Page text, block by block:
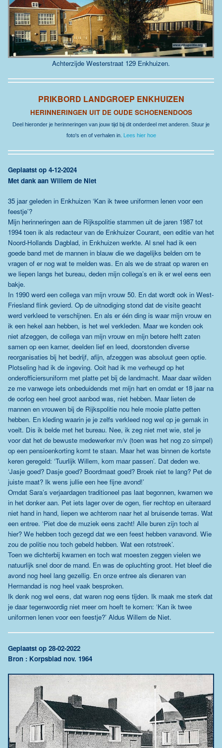
Achterzijde Westerstraat 129 Enkhuizen.
PRIKBORD LANDGROEP ENKHUIZEN
HERINNERINGEN UIT DE OUDE SCHOENENDOOS
Deel hieronder je herinneringen van jouw tijd bij dit onderdeel met anderen. Stuur je
foto's en of verhalen in. Lees hier hoe
Geplaatst op 4-12-2024
Met dank aan Willem de Niet
35 jaar geleden in Enkhuizen ‘Kan ik twee uniformen lenen voor een
feestje’?
Mijn herinneringen aan de Rijkspolitie stammen uit de jaren 1987 tot
1994 toen ik als redacteur van de Enkhuizer Courant, een editie van het
Noord-Hollands Dagblad, in Enkhuizen werkte. Al snel had ik een
goede band met de mannen in blauw die we dagelijks belden om te
vragen of er nog wat te melden was. En als we de straat op waren en
we liepen langs het bureau, deden mijn collega’s en ik er wel eens een
bakje.
In 1990 werd een collega van mijn vrouw 50. En dat wordt ook in West-
Friesland flink gevierd. Op de uitnodiging stond dat de visite geacht
werd verkleed te verschijnen. En als er één ding is waar mijn vrouw en
ik een hekel aan hebben, is het wel verkleden. Maar we konden ook
niet afzeggen, de collega van mijn vrouw en mijn betere helft zaten
samen op een kamer, deelden lief en leed, doorstonden diverse
reorganisaties bij het bedrijf, afijn, afzeggen was absoluut geen optie.
Plotseling had ik de ingeving. Ooit had ik me verheugd op het
onderofficiersuniform met platte pet bij de landmacht. Maar daar wilden
ze me vanwege iets onbeduidends met mijn hart en omdat er 18 jaar na
de oorlog een heel groot aanbod was, niet hebben. Maar lieten de
mannen en vrouwen bij de Rijkspolitie nou hele mooie platte petten
hebben. En kleding waarin je je zelfs verkleed nog wel op je gemak in
voelt. Dis ik belde met het bureau. Nee, ik zeg niet met wie, stel je
voor dat het de bewuste medewerker m/v (toen was het nog zo simpel)
op een pensioenkorting komt te staan. Maar het was binnen de kortste
keren geregeld: ‘Tuurlijk Willem, kom maar passen’. Dat deden we.
‘Jasje goed? Dasje goed? Boordmaat goed? Broek niet te lang? Pet de
juiste maat? Ik wens jullie een hee fijne avond!’
Omdat Sara’s verjaardagen traditioneel pas laat begonnen, kwamen we
in het donker aan. Pet iets lager over de ogen, fier rechtop en uiteraard
niet hand in hand, liepen we achterom naar het al bruisende terras. Wat
een entree. ‘Piet doe de muziek eens zacht! Alle buren zijn toch al
hier? We hebben toch gezegd dat we een feest hebben vanavond. Wie
zou de politie nou toch gebeld hebben. Wat een rotstreek’.
Toen we dichterbij kwamen en toch wat moesten zeggen vielen we
natuurlijk snel door de mand. En was de opluchting groot. Het bleef die
avond nog heel lang gezellig. En onze entree als dienaren van
Hermandad is nog heel vaak besproken.
Ik denk nog wel eens, dat waren nog eens tijden. Ik maak me sterk dat
je daar tegenwoordig niet meer om hoeft te komen: ‘Kan ik twee
uniformen lenen voor een feestje?’ Aldus Willem de Niet.
Geplaatst op 28-02-2022
Bron : Korpsblad nov. 1964